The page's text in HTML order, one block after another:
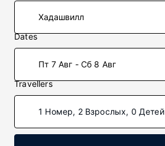
Dates
Пт 7 Авг - Сб 8 Авг
Travellers
1 Номер, 2 Взрослых, 0 Детей